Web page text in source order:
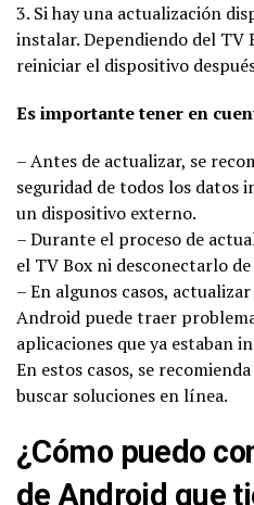
3. Si hay una actualización
instalar. Dependiendo del TV
reiniciar el dispositivo
Es importante tener en
– Antes de actualizar, se
seguridad de todos los datos
un dispositivo externo.
– Durante el proceso de
el TV Box ni desconectarlo
– En algunos casos,
Android puede traer
aplicaciones que ya estaban
En estos casos, se
buscar soluciones en línea.
¿Cómo puedo
de Android que